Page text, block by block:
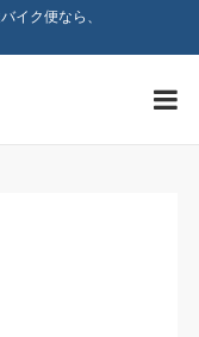
イク便なら、